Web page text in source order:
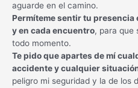
aguarde en el camino.
Permíteme sentir tu presencia
y en cada encuentro, para que
todo momento.
Te pido que apartes de mí
accidente y cualquier
peligro mi seguridad y la de los